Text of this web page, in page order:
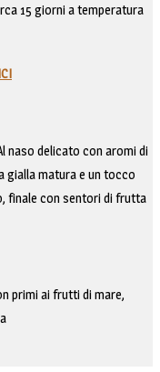
15 giorni a temperatura
naso delicato con aromi di
gialla matura e un tocco
finale con sentori di frutta
primi ai frutti di mare,